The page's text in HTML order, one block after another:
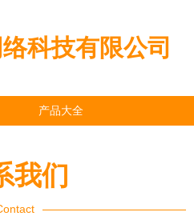
科技有限公司
产品大全
我们